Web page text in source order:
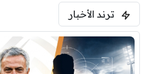
ترند الأخبار